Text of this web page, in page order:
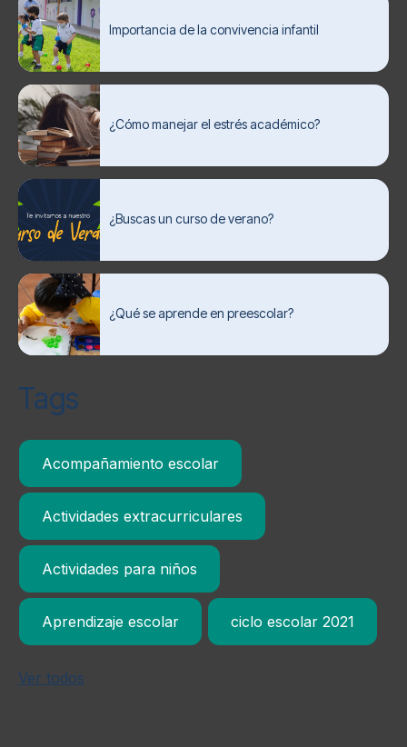
Importancia de la convivencia infantil
¿Cómo manejar el estrés académico?
¿Buscas un curso de verano?
¿Qué se aprende en preescolar?
Tags
Acompañamiento escolar
Actividades extracurriculares
Actividades para niños
Aprendizaje escolar ciclo escolar 2021
Ver todos